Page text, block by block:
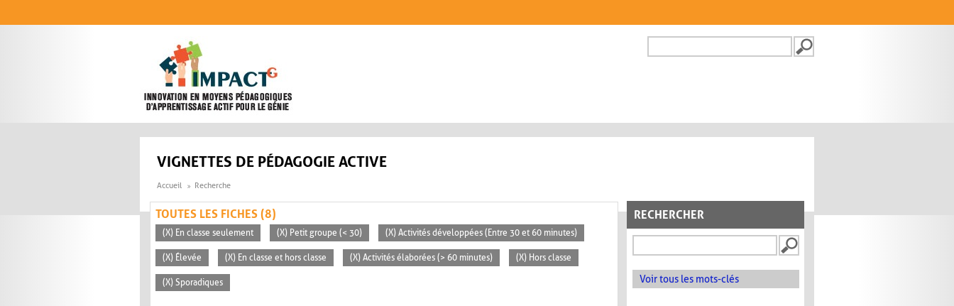
FORMULAIRE DE
VIGNETTES DE PÉDAGOGIE ACTIVE
Accueil Recherche
RECHERCHER
Voir tous les mots-clés
TOUTES LES FICHES (8)
(X) En classe seulement (X) Petit groupe (< 30) (X) Activités développées (Entre 30 et 60 minutes)
(X) Élevée (X) En classe et hors classe (X) Activités élaborées (> 60 minutes) (X) Hors classe
(X) Sporadiques